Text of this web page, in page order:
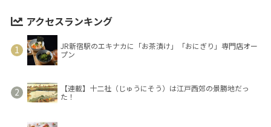
アクセスランキング
JR新宿駅のエキナカに「お茶漬け」「おにぎり」専門店オー
プン
【連載】十二社（じゅうにそう）は江戸西郊の景勝地だっ
た！